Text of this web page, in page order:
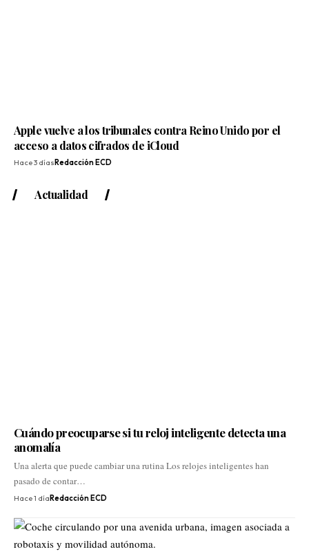
Apple vuelve a los tribunales contra Reino Unido por el
acceso a datos cifrados de iCloud
Hace 3 díasRedacción ECD
Actualidad
Cuándo preocuparse si tu reloj inteligente detecta una
anomalía
Una alerta que puede cambiar una rutina Los relojes inteligentes han
pasado de contar…
Hace 1 día Redacción ECD